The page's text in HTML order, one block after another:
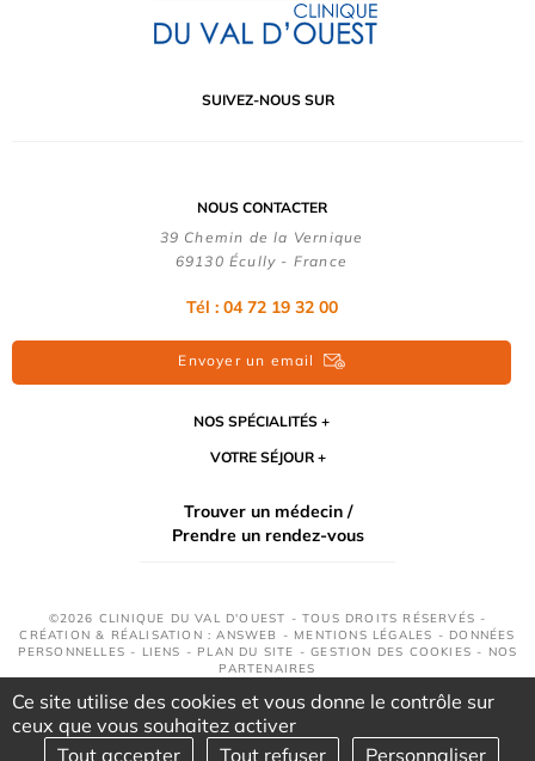
SUIVEZ-NOUS SUR
NOUS CONTACTER
39 Chemin de la Vernique
69130 Écully - France
Tél : 04 72 19 32 00
Envoyer un email
NOS SPÉCIALITÉS
VOTRE SÉJOUR
Trouver un médecin /
Prendre un rendez-vous
©2026 CLINIQUE DU VAL D'OUEST - TOUS DROITS RÉSERVÉS -
CRÉATION & RÉALISATION : ANSWEB - MENTIONS LÉGALES - DONNÉES
PERSONNELLES - LIENS - PLAN DU SITE -GESTION DES COOKIES - NOS
PARTENAIRES
Ce site utilise des cookies et vous donne le contrôle sur
ceux que vous souhaitez activer
Tout accepter
Tout refuser Personnaliser